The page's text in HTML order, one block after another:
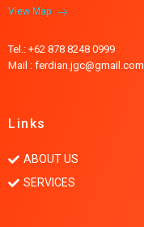
View Map
Tel.: +62 878 8248 0999
Mail : ferdian.jgc@gmail.com
Links
ABOUT US
SERVICES